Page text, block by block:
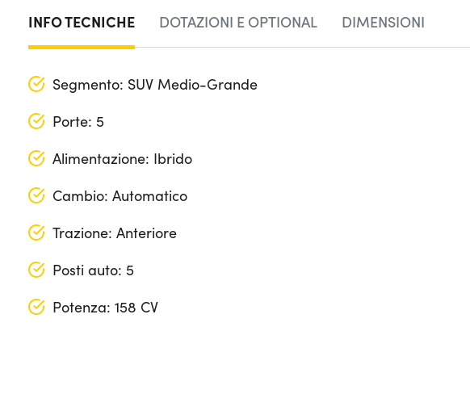
INFO TECNICHE DOTAZIONI E OPTIONAL DIMENSIONI
Segmento: SUV Medio-Grande
Porte: 5
Alimentazione: Ibrido
Cambio: Automatico
Trazione: Anteriore
Posti auto: 5
Potenza: 158 CV